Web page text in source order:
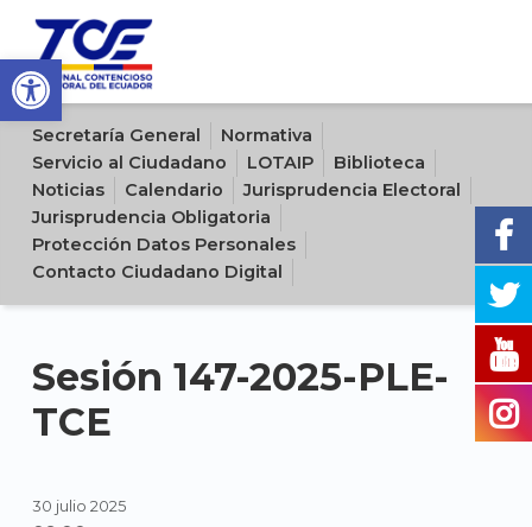
Open toolbar
Sitio oficial del Tribunal Contencioso Electoral del Ecuador
Secretaría General
Normativa
Servicio al Ciudadano
LOTAIP
Biblioteca
Noticias
Calendario
Jurisprudencia Electoral
Jurisprudencia Obligatoria
Protección Datos Personales
Contacto Ciudadano Digital
Sesión 147-2025-PLE-
TCE
30 julio 2025